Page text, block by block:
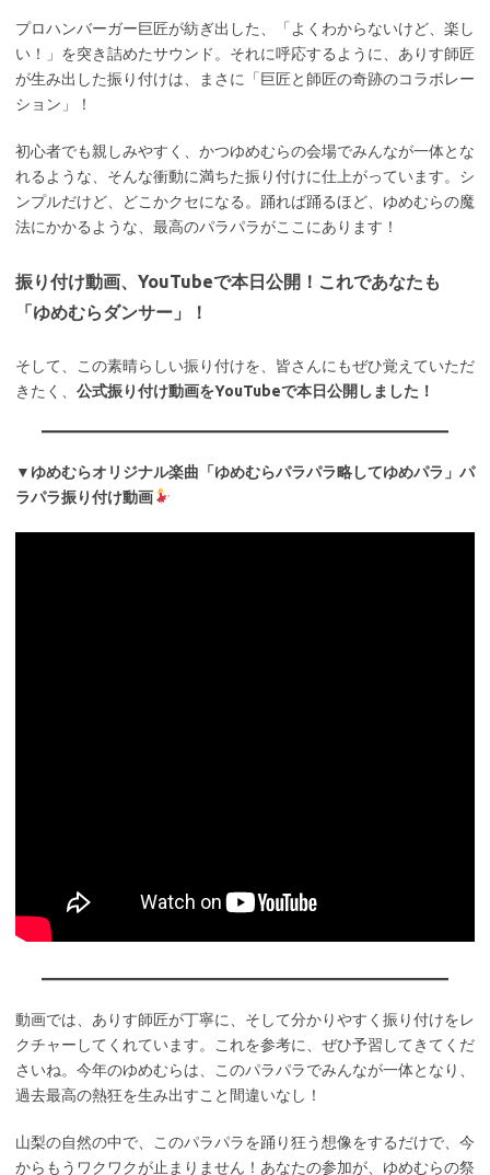
プロハンバーガー巨匠が紡ぎ出した、「よくわからないけど、楽し
い！」を突き詰めたサウンド。それに呼応するように、ありす師匠
が生み出した振り付けは、まさに「巨匠と師匠の奇跡のコラボレー
ション」！
初心者でも親しみやすく、かつゆめむらの会場でみんなが一体とな
れるような、そんな衝動に満ちた振り付けに仕上がっています。シ
ンプルだけど、どこかクセになる。踊れば踊るほど、ゆめむらの魔
法にかかるような、最高のパラパラがここにあります！
振り付け動画、YouTubeで本日公開！これであなたも
「ゆめむらダンサー」！
そして、この素晴らしい振り付けを、皆さんにもぜひ覚えていただ
きたく、 公式振り付け動画をYouTubeで本日公開しました！
▼ゆめむらオリジナル楽曲「ゆめむらパラパラ略してゆめパラ」パ
ラパラ振り付け動画
動画では、ありす師匠が丁寧に、そして分かりやすく振り付けをレ
クチャーしてくれています。これを参考に、ぜひ予習してきてくだ
さいね。今年のゆめむらは、このパラパラでみんなが一体となり、
過去最高の熱狂を生み出すこと間違いなし！
山梨の自然の中で、このパラパラを踊り狂う想像をするだけで、今
からもうワクワクが止まりません！あなたの参加が、ゆめむらの祭